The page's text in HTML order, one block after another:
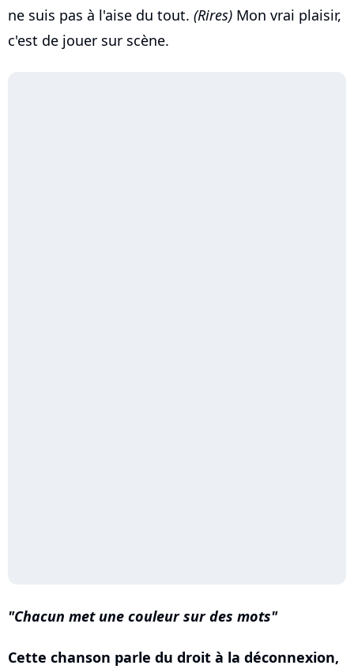
ne suis pas à l'aise du tout. (Rires) Mon vrai plaisir,
c'est de jouer sur scène.
Chacun met une couleur sur des mots
Cette chanson parle du droit à la déconnexion,